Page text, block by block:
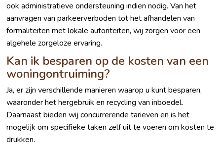
ook administratieve ondersteuning indien nodig. Van het
aanvragen van parkeerverboden tot het afhandelen van
formaliteiten met lokale autoriteiten, wij zorgen voor een
algehele zorgeloze ervaring.
Kan ik besparen op de kosten van een
woningontruiming?
Ja, er zijn verschillende manieren waarop u kunt besparen,
waaronder het hergebruik en recycling van inboedel.
Daarnaast bieden wij concurrerende tarieven en is het
mogelijk om specifieke taken zelf uit te voeren om kosten te
drukken.